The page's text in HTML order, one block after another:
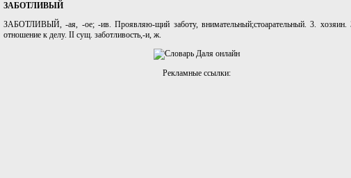
ЗАБОТЛИВЫЙ
ЗАБОТЛИВЫЙ, -ая, -ое; -ив. Проявляю-щий заботу, внимательный;стоарательный. 3. хозяин.
отношение к делу. II сущ. заботливость,-и, ж.
Рекламные ссылки: